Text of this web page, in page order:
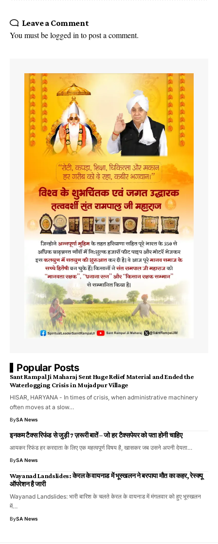
Leave a Comment
You must belogged in to post a comment.
Popular Posts
Sant Rampal Ji Maharaj Sent Huge Relief Material and Ended the
Waterlogging Crisis in Mujadpur Village
HISAR, HARYANA - In times of crisis, when administrative machinery
often moves at a slow…
BySA News
इनकम टैक्स रिफंड से जुड़ी 7 ज़रूरी बातें – जो हर टैक्सपेयर को पता होनी चाहिए
आयकर रिफंड हर करदाता के लिए एक महत्वपूर्ण विषय है, खासकर जब उसने अपनी देयता…
BySA News
Wayanad Landslides: केरल के वायनाड में भूस्खलन ने बरपाया मौत का कहर, रेस्क्यू
ऑपरेशन है जारी
Wayanad Landslides: भारी बारिश के चलते केरल के वायनाड में मंगलवार को हुए भूस्खलन
में…
BySA News